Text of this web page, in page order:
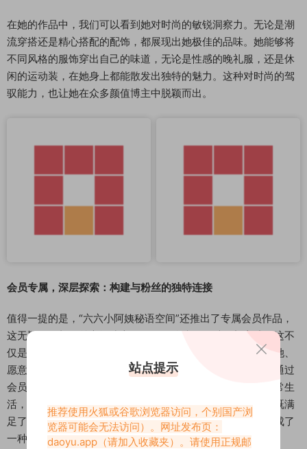
在她的作品中，我们可以看到她对时尚的敏锐洞察力。无论是潮
流穿搭还是精心搭配的配饰，都展现出她极佳的品味。她能够将
不同风格的服饰穿出自己的味道，无论是性感的晚礼服，还是休
闲的运动装，在她身上都能散发出独特的魅力。这种对时尚的驾
驭能力，也让她在众多颜值博主中脱颖而出。
会员专属，深层探索：构建与粉丝的独特连接
值得一提的是，“六六小阿姨秘语空间”还推出了专属会员作品，
这无疑是她与粉丝之间建立更深层次连接的一种创新方式。这不
仅是对她个人魅力和作品价值的肯定，更是为那些真正欣赏她、
愿意支持她的粉丝提供了一个更私密、更专属的互动空间。通过
会员作品，粉丝们或许能够更深入地了解她的创作理念、日常生
活，或者欣赏到更加独家、更具艺术性的内容。这种模式，既满
足了粉丝的期待，也体现了博主对内容质量的极致追求，形成了
一种良性的互动生态。
站点提示
推荐使用火狐或谷歌浏览器访问，个别国产浏
览器可能会无法访问）。网址发布页：
daoyu.app （请加入收藏夹）。请使用正规邮